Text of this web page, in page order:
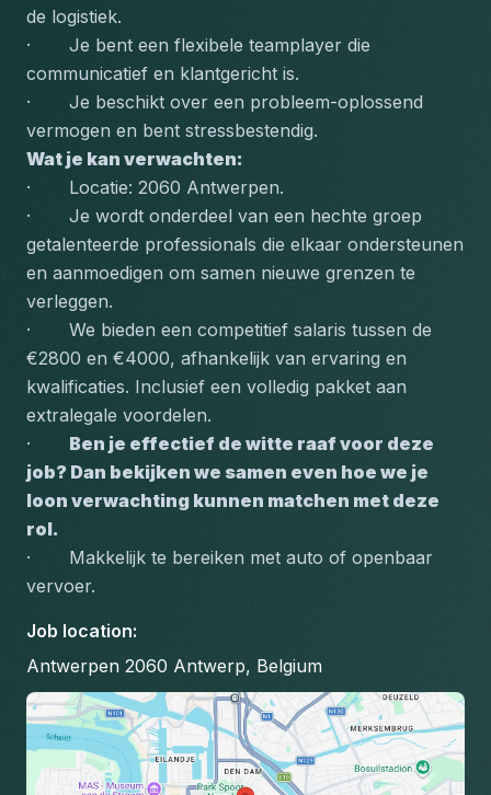
de logistiek.
·       Je bent een flexibele teamplayer die
communicatief en klantgericht is.
·       Je beschikt over een probleem-oplossend
vermogen en bent stressbestendig.
Wat je kan verwachten:
·       Locatie: 2060 Antwerpen.
·       Je wordt onderdeel van een hechte groep
getalenteerde professionals die elkaar ondersteunen
en aanmoedigen om samen nieuwe grenzen te
verleggen.
·       We bieden een competitief salaris tussen de
€2800 en €4000, afhankelijk van ervaring en
kwalificaties. Inclusief een volledig pakket aan
extralegale voordelen.
· Ben je effectief de witte raaf voor deze
job? Dan bekijken we samen even hoe we je
loon verwachting kunnen matchen met deze
rol.
·       Makkelijk te bereiken met auto of openbaar
vervoer.
Job location:
Antwerpen 2060 Antwerp, Belgium